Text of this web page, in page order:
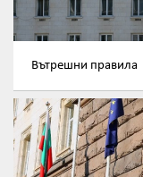
Вътрешни правила